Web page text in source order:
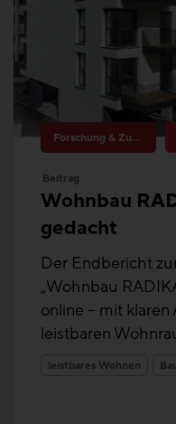
Forschung & Zukunftsthemen
Beitrag
Wohnbau
gedacht
Der Endbericht
„Wohnbau
online – mit
leistbaren
leistbares Wohnen